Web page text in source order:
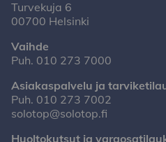
Turvekuja 6
00700 Helsinki
Vaihde
Puh. 010 273 7000
Asiakaspalvelu ja
Puh. 010 273 7002
solotop@solotop.fi
Huoltokutsut ja